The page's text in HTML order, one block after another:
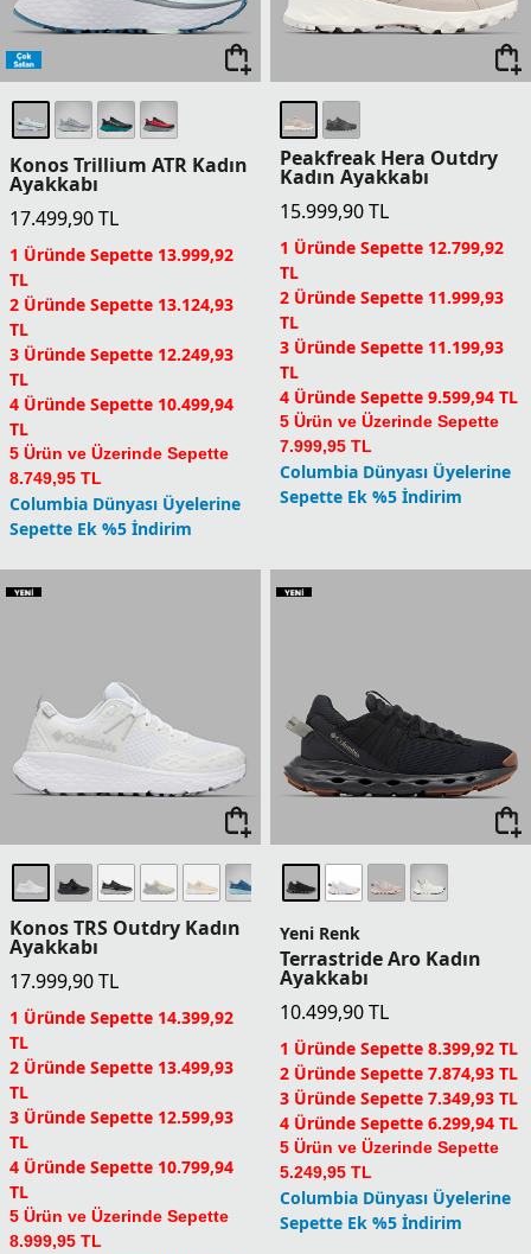
Konos Trillium ATR Kadın
Ayakkabı
17.499,90TL
1 Üründe Sepette 13.999,92
TL
2 Üründe Sepette 13.124,93
TL
3 Üründe Sepette 12.249,93
TL
4 Üründe Sepette 10.499,94
TL
5 Ürün ve Üzerinde Sepette
8.749,95 TL
Columbia Dünyası Üyelerine
Sepette Ek %5 İndirim
Peakfreak Hera Outdry
Kadın Ayakkabı
15.999,90TL
1 Üründe Sepette 12.799,92
TL
2 Üründe Sepette 11.999,93
TL
3 Üründe Sepette 11.199,93
TL
4 Üründe Sepette 9.599,94 TL
5 Ürün ve Üzerinde Sepette
7.999,95 TL
Columbia Dünyası Üyelerine
Sepette Ek %5 İndirim
Konos TRS Outdry Kadın
Ayakkabı
17.999,90TL
1 Üründe Sepette 14.399,92
TL
2 Üründe Sepette 13.499,93
TL
3 Üründe Sepette 12.599,93
TL
4 Üründe Sepette 10.799,94
TL
5 Ürün ve Üzerinde Sepette
8.999,95 TL
Yeni Renk
Terrastride Aro Kadın
Ayakkabı
10.499,90TL
1 Üründe Sepette 8.399,92 TL
2 Üründe Sepette 7.874,93 TL
3 Üründe Sepette 7.349,93 TL
4 Üründe Sepette 6.299,94 TL
5 Ürün ve Üzerinde Sepette
5.249,95 TL
Columbia Dünyası Üyelerine
Sepette Ek %5 İndirim